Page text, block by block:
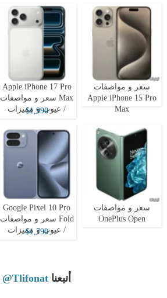
سعر و مواصفات
Apple iPhone 15 Pro
Max
Apple iPhone 17 Pro
Max سعر و مواصفات
/ عيوب و مميزات
$1,990
سعر و مواصفات
OnePlus Open
Google Pixel 10 Pro
Fold سعر و مواصفات
/ عيوب و مميزات
$1,790
أتبعنا @Tlifonat